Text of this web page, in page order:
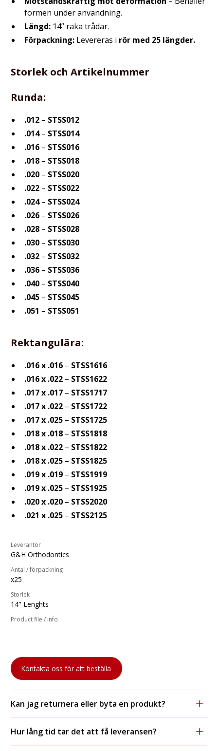
formen under användning.
Längd: 14” raka trådar.
Förpackning: Levereras i rör med 25 längder.
Storlek och Artikelnummer
Runda:
.012 – STSS012
.014– STSS014
.016 – STSS016
.018 – STSS018
.020 – STSS020
.022 – STSS022
.024– STSS024
.026 – STSS026
.028 – STSS028
.030 – STSS030
.032 – STSS032
.036 – STSS036
.040 – STSS040
.045 – STSS045
.051 – STSS051
Rektangulära:
.016 x .016 – STSS1616
.016 x .022 – STSS1622
.017 x .017 – STSS1717
.017 x .022 – STSS1722
.017 x .025 – STSS1725
.018 x .018 – STSS1818
.018 x .022 – STSS1822
.018 x .025 – STSS1825
.019 x .019 – STSS1919
.019 x .025 – STSS1925
.020 x .020 – STSS2020
.021 x .025 – STSS2125
Leverantör
G&H Orthodontics
Antal / förpackning
x25
Storlek
14" Lenghts
Product file / info
Kontakta oss för att beställa
Kan jag returnera eller byta en produkt?
produkten är oanvänd och i originalförpackning.
Hur lång tid tar det att få leveransen?